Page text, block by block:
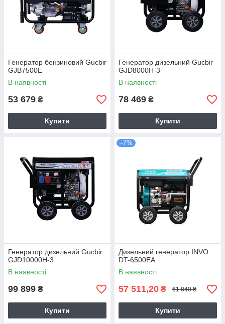
Генератор бензиновий Gucbir
GJB7500E
В наявності
53 679 ₴
Купити
Генератор дизельний Gucbir
GJD8000H-3
В наявності
78 469 ₴
Купити
Генератор дизельний Gucbir
GJD10000H-3
В наявності
99 899 ₴
Купити
–7%
Дизельний генератор INVO
DT-6500EA
В наявності
57 511,20 ₴ 61 840 ₴
Купити